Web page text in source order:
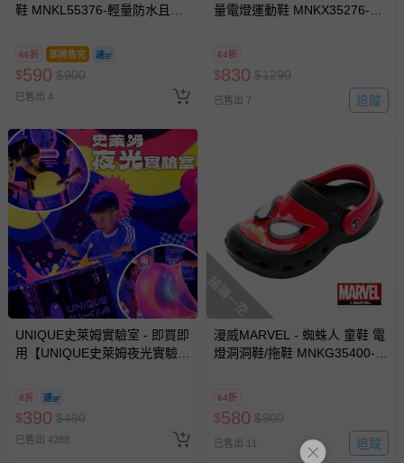
客製化商品（例如客製生日書、姓名貼等）。
新費用）。
經消費者拆封之影音商品或電腦軟體（例如 DVD、CD
非以有形媒介提供之數位內容或一經提供即為完成之線
上服務，經消費者事先同意始提供（例如線上課程、遊
戲或活動點數等）。
已拆封之以下類型商品：
-個人衛生用品（例如尿布、貼身衣物、泳裝、襪子、地
墊、寢具類等）。
-新生兒親膚衣物（嬰幼兒包巾與背巾、包屁衣、學習
褲、紗布衣等）。
-接觸性孕哺產品（奶嘴、奶瓶、擠乳器、哺乳衣、托腹
帶束縛衣、餐搖椅等）。
-其他原廠盒裝商品封口處已貼上「不可拆封」，或具警
示字句等說明貼紙、封條者。
相關的退換貨辦理流程，可詳見： 退換貨 & 退款問題
鞋 MNKL55376-輕量防水且穿
66折 即將售完
$590 $900
已售出 4
量電燈運動鞋 MNKX35276-減
64折
$830 $1290
已售出 7 追蹤
UNIQUE史萊姆實驗室 - 即買即
用【UNIQUE史萊姆夜光實驗室
人小孩均一價(3歲以上需購票))
8折
$390 $490
已售出 4288
搶購一空
漫威MARVEL - 蜘蛛人 童鞋 電
燈洞洞鞋/拖鞋 MNKG35400-輕
64折
$580 $900
已售出 11 追蹤